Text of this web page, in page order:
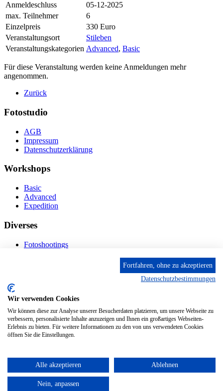
Anmeldeschluss
05-12-2025
max. Teilnehmer
6
Einzelpreis
330 Euro
Veranstaltungsort
Stileben
Veranstaltungskategorien Advanced, Basic
Für diese Veranstaltung werden keine Anmeldungen mehr
angenommen.
Zurück
Fotostudio
AGB
Impressum
Datenschutzerklärung
Workshops
Basic
Advanced
Expedition
Diverses
Fotoshootings
Kontakt
Fröhnstr. 4-8, 66954 Pirmasens
Diese E-Mail-Adresse ist vor Spambots geschützt! Zur
Anzeige muss JavaScript eingeschaltet sein.
Mobil: + 49 (0) 176/84 62 18 86
© 2024 Stileben. Alle Rechte reserviert
Fortfahren, ohne zu akzeptieren
Datenschutzbestimmungen
Wir verwenden Cookies
Wir können diese zur Analyse unserer Besucherdaten platzieren, um unsere Webseite zu
verbessern, personalisierte Inhalte anzuzeigen und Ihnen ein großartiges Webseiten-
Erlebnis zu bieten. Für weitere Informationen zu den von uns verwendeten Cookies
öffnen Sie die Einstellungen.
Alle akzeptieren Ablehnen
Nein, anpassen